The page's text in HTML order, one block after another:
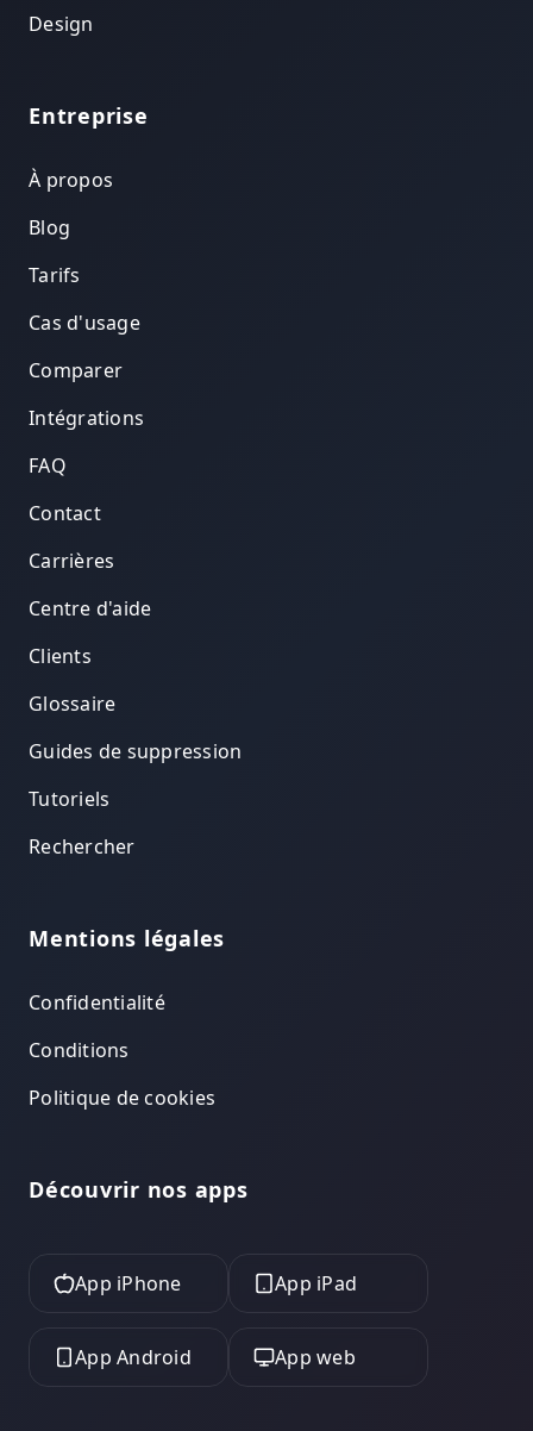
Design
Entreprise
À propos
Blog
Tarifs
Cas d'usage
Comparer
Intégrations
FAQ
Contact
Carrières
Centre d'aide
Clients
Glossaire
Guides de suppression
Tutoriels
Rechercher
Mentions légales
Confidentialité
Conditions
Politique de cookies
Découvrir nos apps
App iPhone App iPad
App Android App web